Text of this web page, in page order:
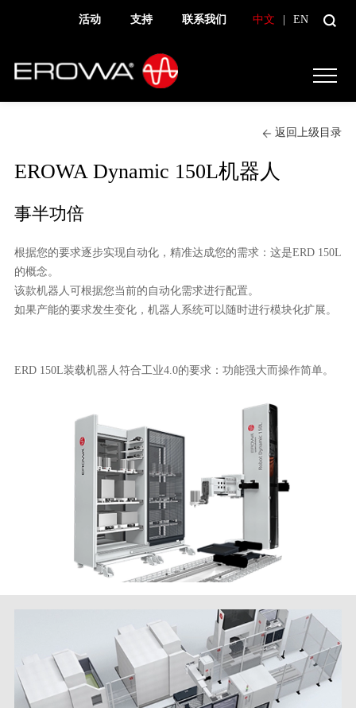
活动 支持 联系我们 中文 EN
返回上级目录
EROWA Dynamic 150L机器人
事半功倍
根据您的要求逐步实现自动化，精准达成您的需求：这是ERD 150L
的概念。
该款机器人可根据您当前的自动化需求进行配置。
如果产能的要求发生变化，机器人系统可以随时进行模块化扩展。
ERD 150L装载机器人符合工业4.0的要求：功能强大而操作简单。